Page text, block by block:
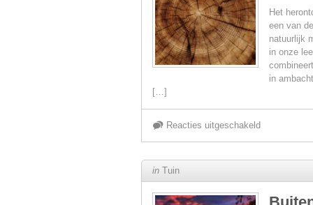
zomerse
Het
een van
natuurlijk
in onze
in
[…]
Reacties uitgeschakeldvoor
in Tuin